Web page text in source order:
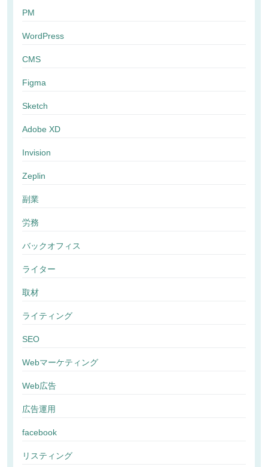
PM
WordPress
CMS
Figma
Sketch
Adobe XD
Invision
Zeplin
副業
労務
バックオフィス
ライター
取材
ライティング
SEO
Webマーケティング
Web広告
広告運用
facebook
リスティング